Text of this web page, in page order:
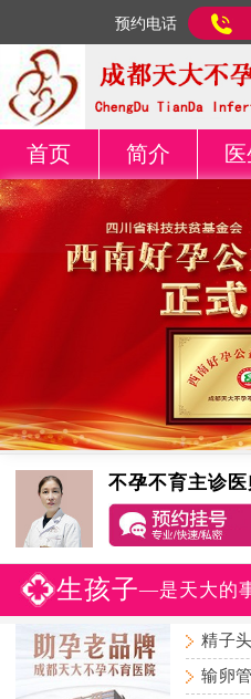
预约电话
首页 简介
不孕不育主诊医
生孩子—是天大的
精子
输卵